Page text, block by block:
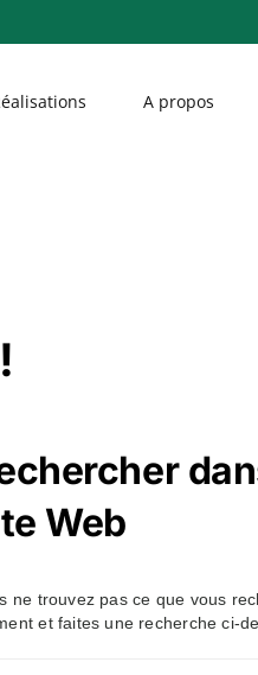
A propos
Web
ne trouvez pas ce que vous
et faites une recherche ci-